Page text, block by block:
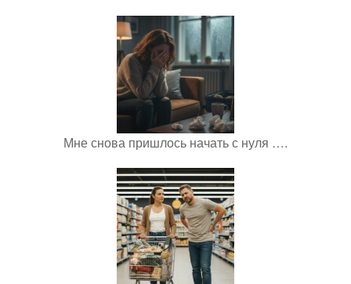
Мне снова пришлось начать с нуля ….